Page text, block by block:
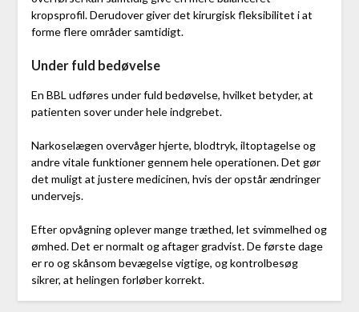
kropsprofil. Derudover giver det kirurgisk fleksibilitet i at
forme flere områder samtidigt.
Under fuld bedøvelse
En BBL udføres under fuld bedøvelse, hvilket betyder, at
patienten sover under hele indgrebet.
Narkoselægen overvåger hjerte, blodtryk, iltoptagelse og
andre vitale funktioner gennem hele operationen. Det gør
det muligt at justere medicinen, hvis der opstår ændringer
undervejs.
Efter opvågning oplever mange træthed, let svimmelhed og
ømhed. Det er normalt og aftager gradvist. De første dage
er ro og skånsom bevægelse vigtige, og kontrolbesøg
sikrer, at helingen forløber korrekt.